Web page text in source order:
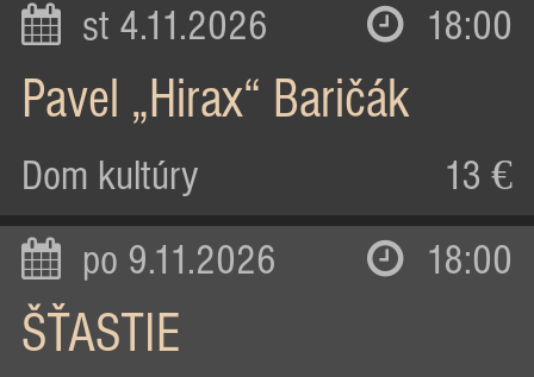
st 4.11.2026 18:00
Pavel „Hirax“ Baričák
Dom kultúry 13 €
po 9.11.2026 18:00
ŠŤASTIE